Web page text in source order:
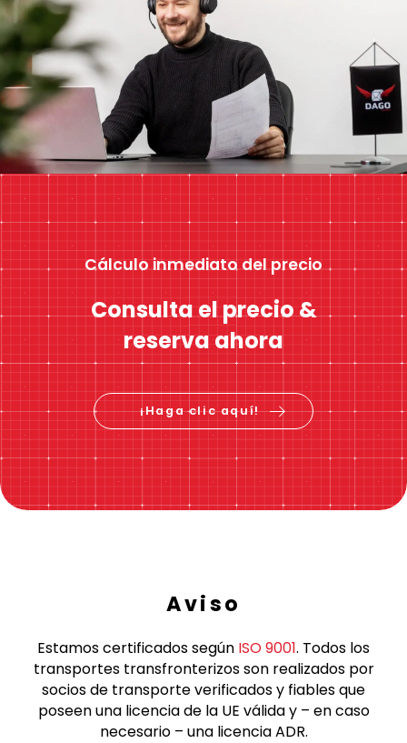
Cálculo inmediato del precio
Consulta el precio &
reserva ahora
¡Haga clic aquí!
Aviso
Estamos certificados según ISO 9001. Todos los
transportes transfronterizos son realizados por
socios de transporte verificados y fiables que
poseen una licencia de la UE válida y – en caso
necesario – una licencia ADR.